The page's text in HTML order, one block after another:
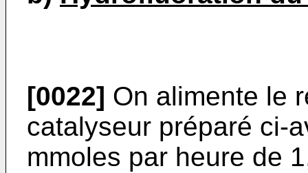
[0022] On alimente le
catalyseur préparé ci-
mmoles par heure de